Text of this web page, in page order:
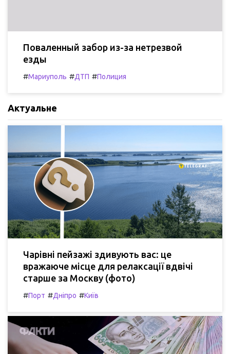
Поваленный забор из-за нетрезвой
езды
#Мариуполь #ДТП #Полиция
Актуальне
Чарівні пейзажі здивують вас: це
вражаюче місце для релаксації вдвічі
старше за Москву (фото)
#Порт #Дніпро #Київ